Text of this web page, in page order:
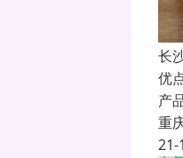
长
优
产
重
21-